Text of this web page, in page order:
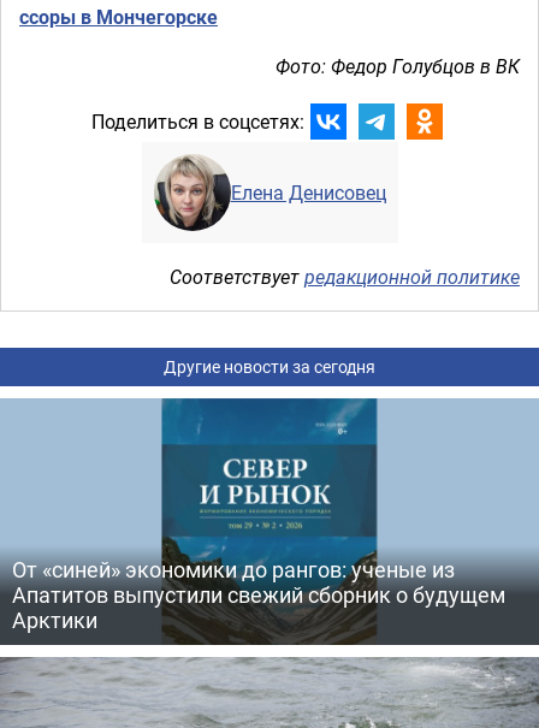
ссоры в Мончегорске
Фото: Федор Голубцов в ВК
Поделиться в соцсетях:
Елена Денисовец
Соответствуетредакционной политике
Другие новости за сегодня
От «синей» экономики до рангов: ученые из
Апатитов выпустили свежий сборник о будущем
Арктики